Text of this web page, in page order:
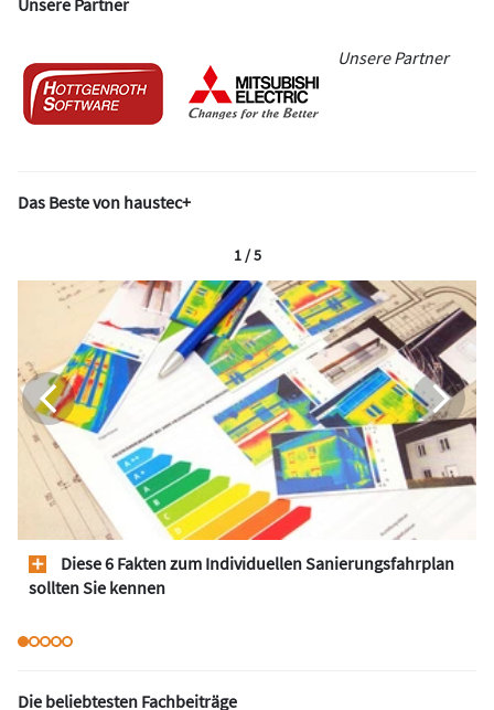
Unsere Partner
Das Beste von haustec+
Diese 6 Fakten zum Individuellen Sanierungsfahrplan
sollten Sie kennen
1 / 5
Die beliebtesten Fachbeiträge